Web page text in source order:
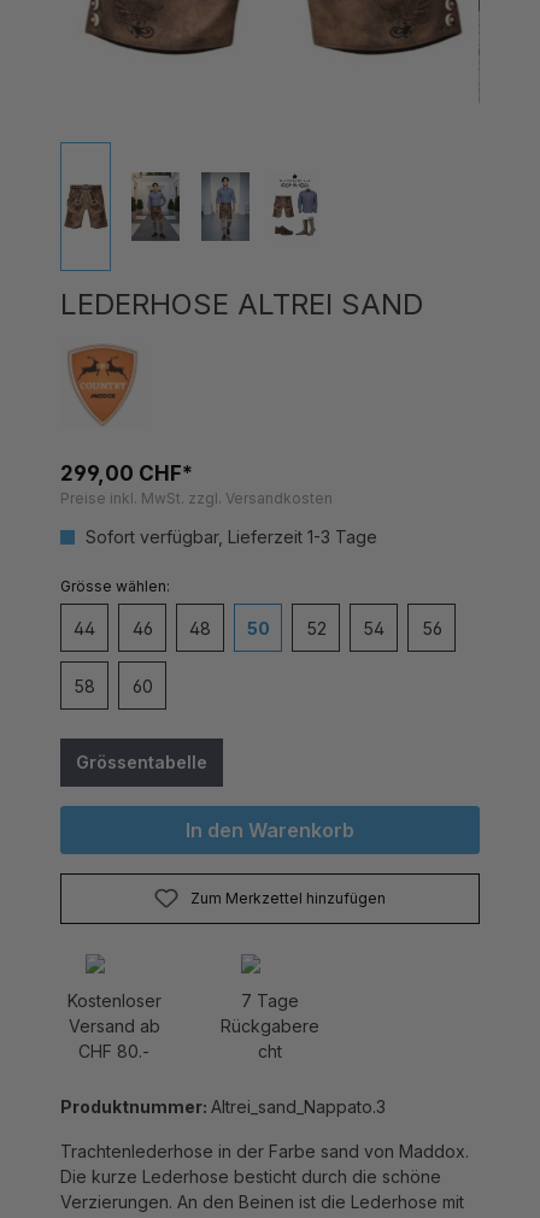
LEDERHOSE ALTREI SAND
Preise inkl. MwSt. zzgl. Versandkosten
Sofort verfügbar, Lieferzeit 1-3 Tage
44 46 48 50 52 54 56
58 60
Grössentabelle
In den Warenkorb
Zum Merkzettel hinzufügen
Kostenloser
Versand ab
CHF 80.-
7 Tage
Rückgabere
cht
Die kurze Lederhose besticht durch die schöne
Verzierungen. An den Beinen ist die Lederhose mit
trachtigen Hirschhornknöpfen versehen. Die